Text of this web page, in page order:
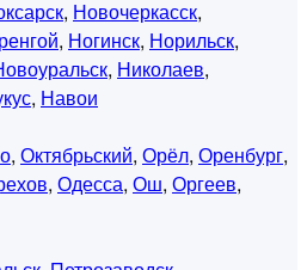
, Новочеркасск,
, Ногинск, Норильск,
, Николаев,
, Навои
, Октябрьский, Орёл, Оренбург,
, Одесса, Ош, Оргеев,